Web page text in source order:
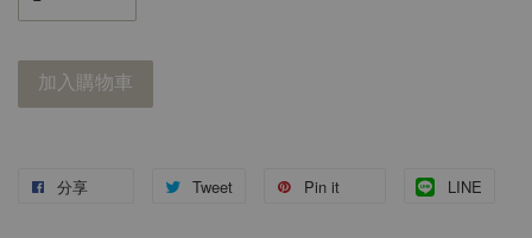
加入購物車
分享 Tweet Pin it LINE